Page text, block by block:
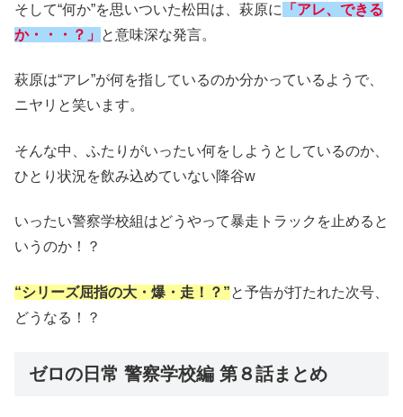
そして“何か”を思いついた松田は、萩原に
「アレ、できる
か・・・？」 と意味深な発言。
萩原は“アレ”が何を指しているのか分かっているようで、
ニヤリと笑います。
そんな中、ふたりがいったい何をしようとしているのか、
ひとり状況を飲み込めていない降谷w
いったい警察学校組はどうやって暴走トラックを止めると
いうのか！？
“シリーズ屈指の大・爆・走！？”と予告が打たれた次号、
どうなる！？
ゼロの日常 警察学校編 第８話まとめ